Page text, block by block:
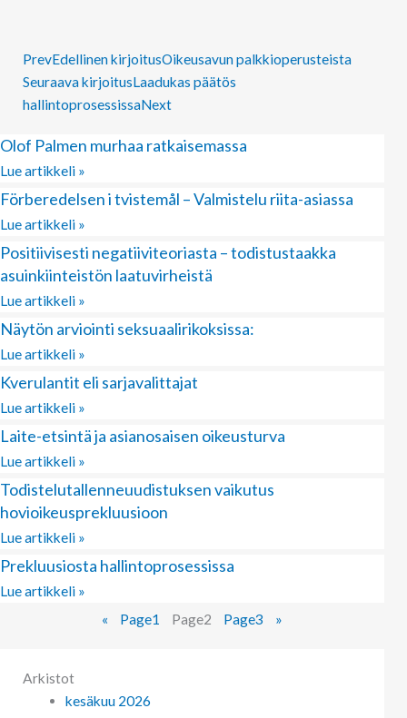
PrevEdellinen kirjoitusOikeusavun palkkioperusteista
Seuraava kirjoitusLaadukas päätös
hallintoprosessissaNext
Olof Palmen murhaa ratkaisemassa
Lue artikkeli »
Förberedelsen i tvistemål – Valmistelu riita-asiassa
Lue artikkeli »
Positiivisesti negatiiviteoriasta – todistustaakka
asuinkiinteistön laatuvirheistä
Lue artikkeli »
Näytön arviointi seksuaalirikoksissa:
Lue artikkeli »
Kverulantit eli sarjavalittajat
Lue artikkeli »
Laite-etsintä ja asianosaisen oikeusturva
Lue artikkeli »
Todistelutallenneuudistuksen vaikutus
hovioikeusprekluusioon
Lue artikkeli »
Prekluusiosta hallintoprosessissa
Lue artikkeli »
«
Page1 Page2 Page3 »
Arkistot
kesäkuu 2026